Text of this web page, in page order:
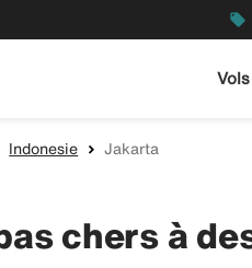
local_offer
Indonesie Jakarta
chers à